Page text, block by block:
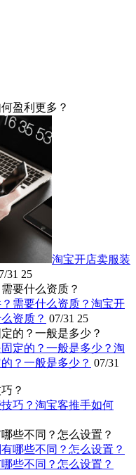
盈利更多？
淘宝开店卖服装
31 25
要什么资质？
淘宝开
资质？ 07/31 25
的？一般是多少？
淘
？一般是多少？ 07/31
？
淘宝客推手如何
些不同？怎么设置？
些不同？怎么设置？